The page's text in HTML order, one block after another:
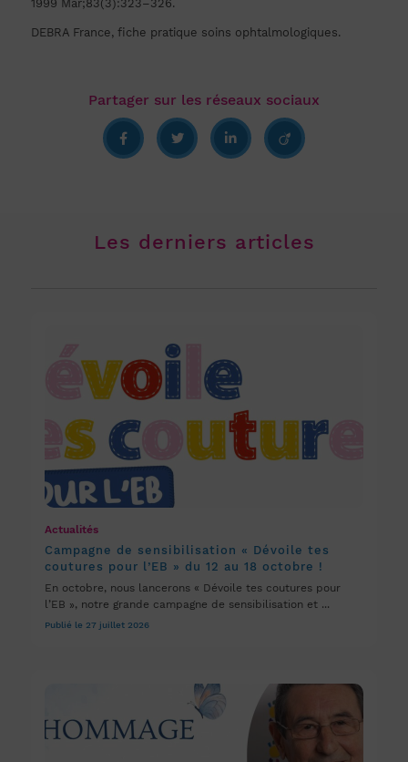
1999 Mar;83(3):323–326.
DEBRA France, fiche pratique soins ophtalmologiques.
Les derniers articles
Actualités
Campagne de sensibilisation « Dévoile tes
coutures pour l’EB » du 12 au 18 octobre !
En octobre, nous lancerons « Dévoile tes coutures pour
l’EB », notre grande campagne de sensibilisation et ...
Publié le 27 juillet 2026